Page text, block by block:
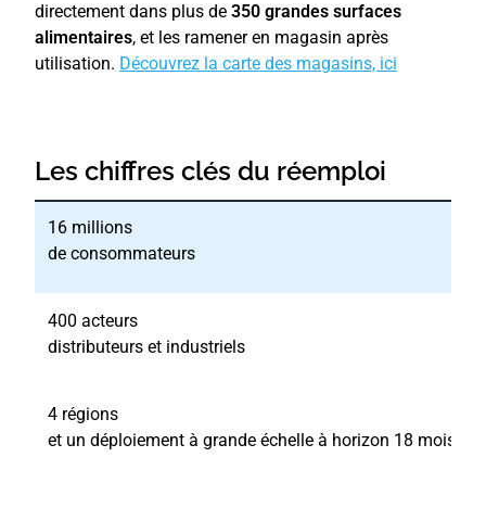
directement dans plus de 350 grandes surfaces
alimentaires, et les ramener en magasin après
utilisation. Découvrez la carte des magasins, ici
Les chiffres clés du réemploi
16 millions
de consommateurs
400 acteurs
distributeurs et industriels
4 régions
et un déploiement à grande échelle à horizon 18 mois